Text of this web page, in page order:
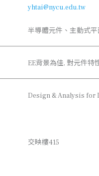
yhtai@nycu.edu.tw
半導體元件、主動式
EE背景為佳, 對元件特
Design & Analysis for
交映樓415